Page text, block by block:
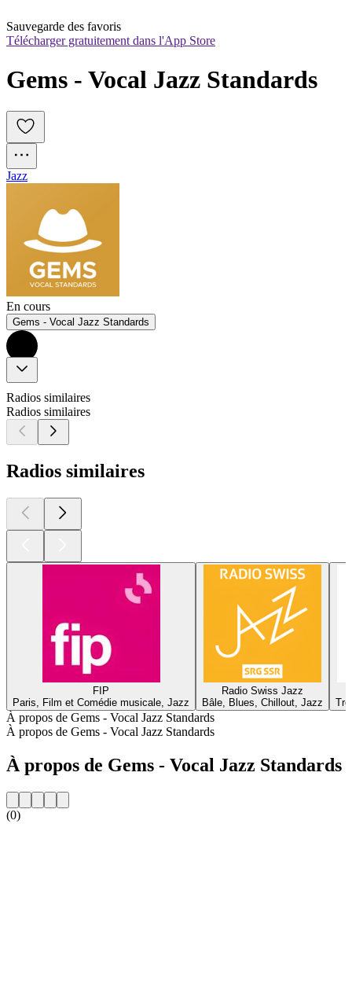
Sauvegarde des favoris
Télécharger gratuitement dans l'App Store
Gems - Vocal Jazz Standards
Jazz
En cours
Gems - Vocal Jazz Standards
Radios similaires
Radios similaires
Radios similaires
FIP
Paris, Film et Comédie musicale, Jazz
Radio Swiss Jazz
Bâle, Blues, Chillout, Jazz
À propos de Gems - Vocal Jazz Standards
À propos de Gems - Vocal Jazz Standards
À propos de Gems - Vocal Jazz Standards
(0)